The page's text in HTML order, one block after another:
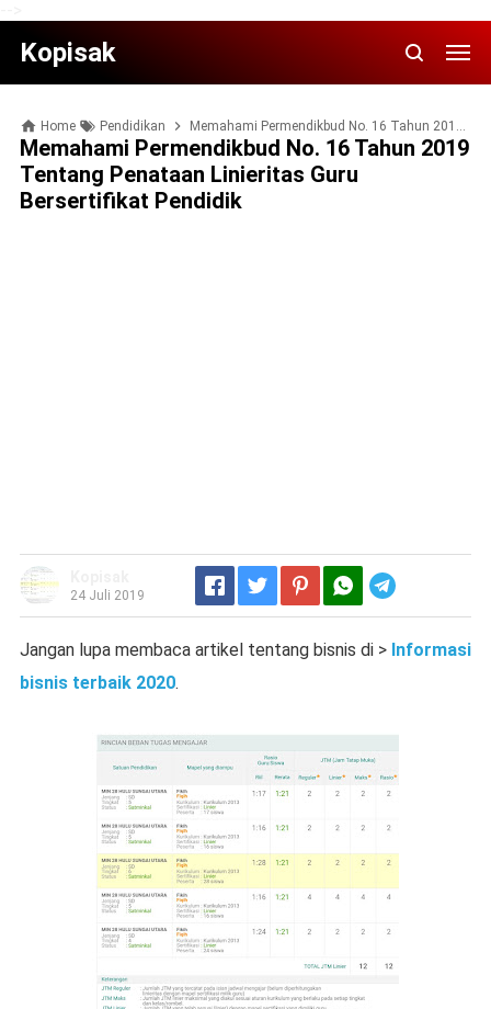
Kopisak
Home Pendidikan Memahami Permendikbud No. 16 Tahun 2019 Tentang Penataan Linieritas Guru Bersertifikat Pendidik
Memahami Permendikbud No. 16 Tahun 2019
Tentang Penataan Linieritas Guru
Bersertifikat Pendidik
24 Juli 2019
Jangan lupa membaca artikel tentang bisnis di > Informasi
bisnis terbaik 2020.